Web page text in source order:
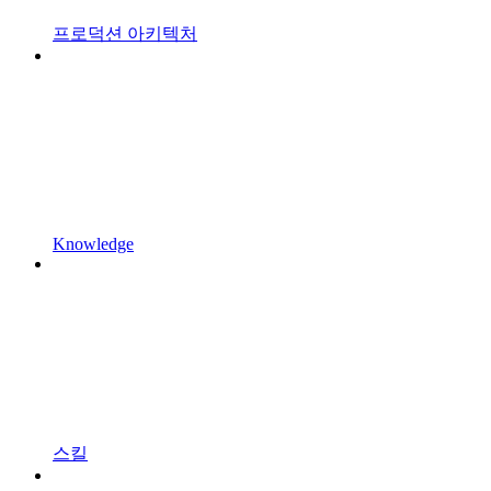
프로덕션 아키텍처
Knowledge
스킬